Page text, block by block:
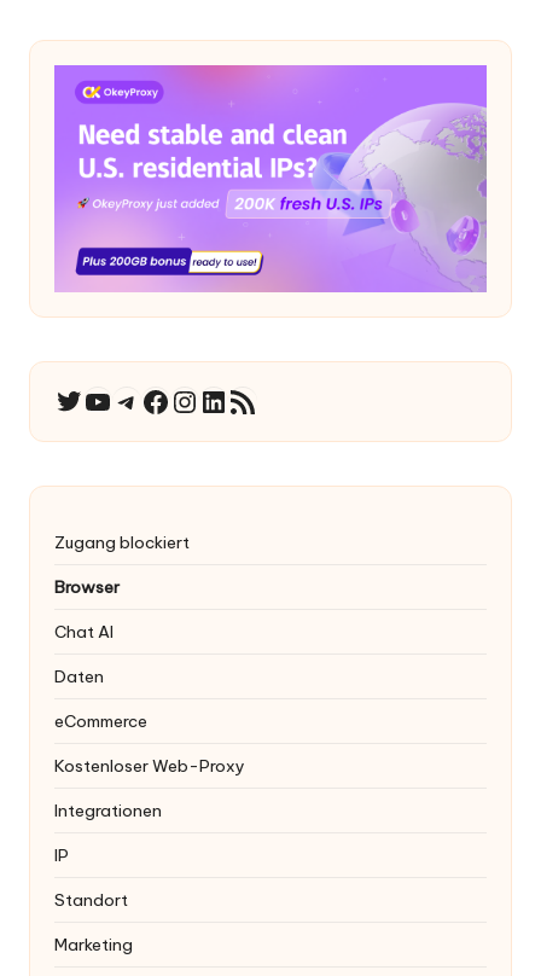
Twitter
YouTube
Telegramm
Facebook
Instagram
LinkedIn
RSS-Feed
Zugang blockiert
Browser
Chat AI
Daten
eCommerce
Kostenloser Web-Proxy
Integrationen
IP
Standort
Marketing